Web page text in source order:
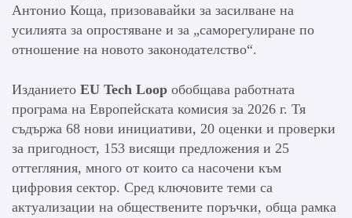
Антонио Коща, призовавайки за засилване на
усилията за опростяване и за „саморегулиране по
отношение на новото законодателство“.
Изданието EU Tech Loop обобщава работната
програма на Европейската комисия за 2026 г. Тя
съдържа 68 нови инициативи, 20 оценки и проверки
за пригодност, 153 висящи предложения и 25
оттегляния, много от които са насочени към
цифровия сектор. Сред ключовите теми са
актуализации на обществените поръчки, обща рамка